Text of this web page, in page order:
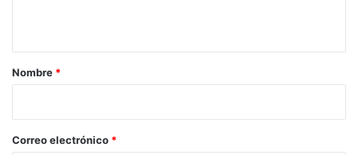
r
*
Nombre *
Correo electrónico *